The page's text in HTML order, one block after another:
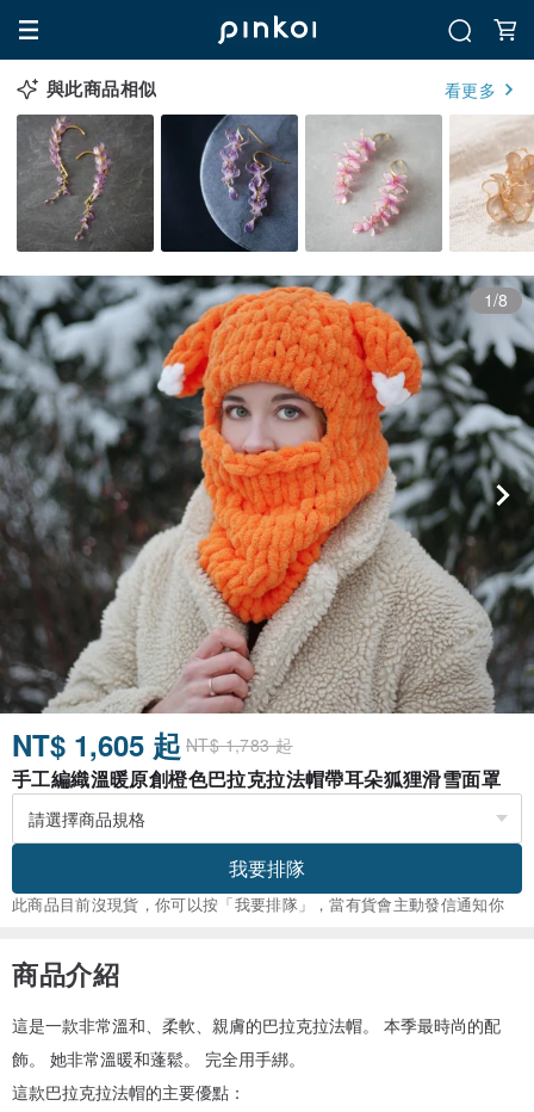
與此商品相似 看更多
1/8
NT$ 1,605 起 NT$ 1,783 起
手工編織溫暖原創橙色巴拉克拉法帽帶耳朵狐狸滑雪面罩
我要排隊
此商品目前沒現貨，你可以按「我要排隊」，當有貨會主動發信通知你
商品介紹
這是一款非常溫和、柔軟、親膚的巴拉克拉法帽。 本季最時尚的配
飾。 她非常溫暖和蓬鬆。 完全用手綁。
這款巴拉克拉法帽的主要優點：